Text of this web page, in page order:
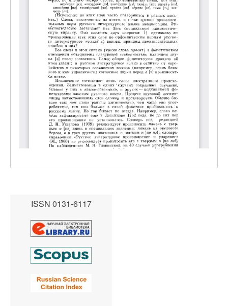
ISSN 0131-6117